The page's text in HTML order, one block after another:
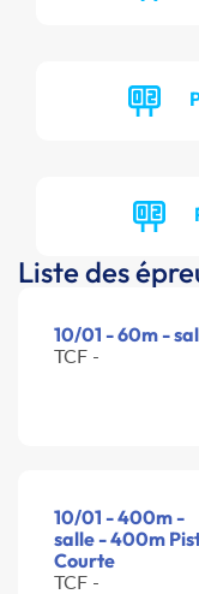
Liste des
10/01 - 60m -
TCF -
10/01 - 400m -
salle - 400m
Courte
TCF -